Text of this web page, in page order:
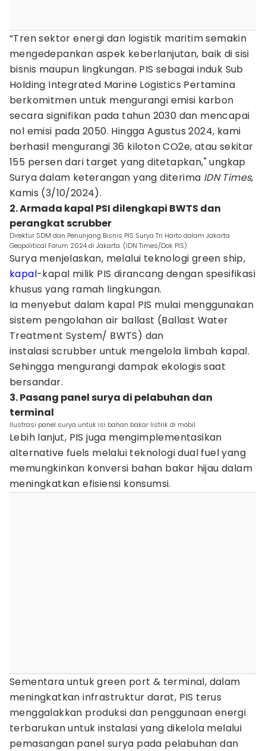
“Tren sektor energi dan logistik maritim semakin
mengedepankan aspek keberlanjutan, baik di sisi
bisnis maupun lingkungan. PIS sebagai induk Sub
Holding Integrated Marine Logistics Pertamina
berkomitmen untuk mengurangi emisi karbon
secara signifikan pada tahun 2030 dan mencapai
nol emisi pada 2050. Hingga Agustus 2024, kami
berhasil mengurangi 36 kiloton CO2e, atau sekitar
155 persen dari target yang ditetapkan," ungkap
Surya dalam keterangan yang diterima IDN Times,
Kamis (3/10/2024).
2. Armada kapal PSI dilengkapi BWTS dan
perangkat scrubber
Direktur SDM dan Penunjang Bisnis PIS Surya Tri Harto dalam Jakarta
Geopolitical Forum 2024 di Jakarta. (IDN Times/Dok PIS)
Surya menjelaskan, melalui teknologi green ship,
kapal-kapal milik PIS dirancang dengan spesifikasi
khusus yang ramah lingkungan.
Ia menyebut dalam kapal PIS mulai menggunakan
sistem pengolahan air ballast (Ballast Water
Treatment System/ BWTS) dan
instalasi scrubber untuk mengelola limbah kapal.
Sehingga mengurangi dampak ekologis saat
bersandar.
3. Pasang panel surya di pelabuhan dan
terminal
Ilustrasi panel surya untuk isi bahan bakar listrik di mobil.
Lebih lanjut, PIS juga mengimplementasikan
alternative fuels melalui teknologi dual fuel yang
memungkinkan konversi bahan bakar hijau dalam
meningkatkan efisiensi konsumsi.
Sementara untuk green port & terminal, dalam
meningkatkan infrastruktur darat, PIS terus
menggalakkan produksi dan penggunaan energi
terbarukan untuk instalasi yang dikelola melalui
pemasangan panel surya pada pelabuhan dan